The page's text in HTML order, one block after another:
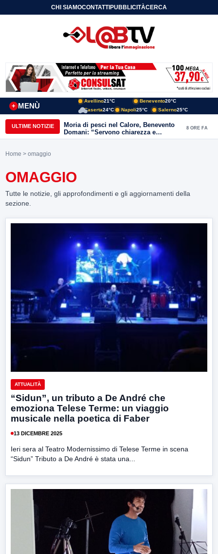
CHI SIAMOCONTATTIPUBBLICITÀCERCA
MENÙ
+
Avellino21°C Benevento20°C
Caserta24°C Napoli25°C Salerno25°C
ULTIME NOTIZIE
Moria di pesci nel Calore, Benevento
Domani: “Servono chiarezza e
approfondimenti sulla gestione
8 ORE FA
Home > omaggio
OMAGGIO
Tutte le notizie, gli approfondimenti e gli aggiornamenti della
sezione.
ATTUALITÀ
“Sidun”, un tributo a De André che
emoziona Telese Terme: un viaggio
musicale nella poetica di Faber
13 DICEMBRE 2025
Ieri sera al Teatro Modernissimo di Telese Terme in scena
“Sidun” Tributo a De André è stata una...